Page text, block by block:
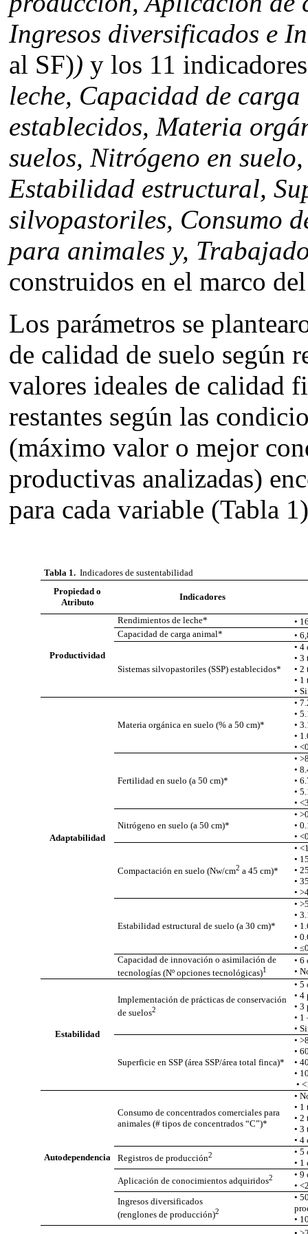
Ingresos diversificados e
al SF)) y los 11
leche, Capacidad de
establecidos, Materia
suelos, Nitrógeno en
Estabilidad estructural,
silvopastoriles, Consumo
para animales y,
construidos en el marco
Los parámetros se
de calidad de suelo según
valores ideales de calidad
restantes según las
(máximo valor o mejor
productivas analizadas)
para cada variable (Tabla
Tabla 1. Indicadores de sustentabilidad
Propiedad o
Atributo
Indicadores
Productividad
Rendimientosde leche*
•
Capacidad de carga animal* •
Sistemassilvopastoriles (SSP) establecidos*
• 4
• 3
• 2
•
•
Adaptabilidad
Materia orgánica en suelo (% a 50 cm)*
•
•
•
•
Fertilidad en suelo (a 50 cm)*
•
•
•
Nitrógeno en suelo (a 50 cm)*
•
Compactación en suelo (Nw/cm2 a 45 cm)*
•
•
•
•
Estabilidad estructural de suelo (a 30 cm)*
•
•
•
Capacidad de innovación o asimilación de
tecnologías (Nº opciones tecnológicas)1
• 6
•
Estabilidad
Implementación de prácticas de conservación
de suelos2
• 5
• 4
• 3
Superficie en SSP (área SSP/área total finca)*
•
•
•
•
Autodependencia
Consumo de concentrados comerciales para
animales (# tipos de concentrados “C”)*
•
• 1
• 2
•
Registrosde producción2 • 5
• 1
Aplicaciónde conocimientosadquiridos2
• 9
•
Ingresos diversificados
(renglones de producción)2
•
•